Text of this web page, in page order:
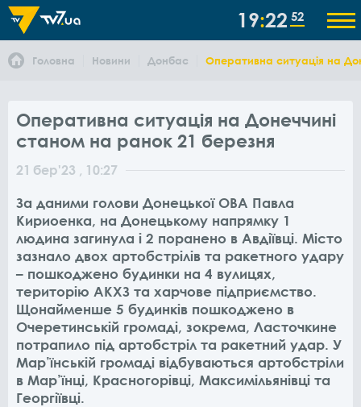
19 22 52
Головна Новини Донбас Оперативна ситуація на
Оперативна ситуація на Донеччині
станом на ранок 21 березня
21 бер'23 , 10:27
За даними голови Донецької ОВА Павла
Кириоенка, на Донецькому напрямку 1
людина загинула і 2 поранено в Авдіївці. Місто
зазнало двох артобстрілів та ракетного удару
– пошкоджено будинки на 4 вулицях,
територію АКХЗ та харчове підприємство.
Щонайменше 5 будинків пошкоджено в
Очеретинській громаді, зокрема, Ласточкине
потрапило під артобстріл та ракетний удар. У
Мар’їнській громаді відбуваються артобстріли
в Мар’їнці, Красногорівці, Максимільянівці та
Георгіївці.